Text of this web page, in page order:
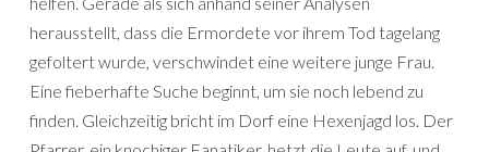
herausstellt, dass die Ermordete vor ihrem Tod tagelang
gefoltert wurde, verschwindet eine weitere junge Frau.
Eine fieberhafte Suche beginnt, um sie noch lebend zu
finden. Gleichzeitig bricht im Dorf eine Hexenjagd los. Der